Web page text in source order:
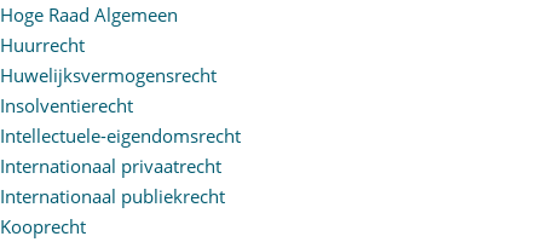
Hoge Raad Algemeen
Huurrecht
Huwelijksvermogensrecht
Insolventierecht
Intellectuele-eigendomsrecht
Internationaal privaatrecht
Internationaal publiekrecht
Kooprecht